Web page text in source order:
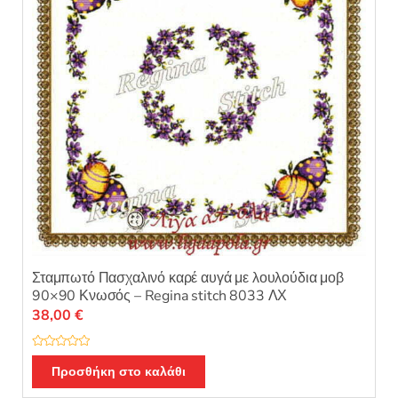
Σταμπωτό Πασχαλινό καρέ αυγά με λουλούδια μοβ
90×90 Κνωσός – Regina stitch 8033 ΛΧ
Β
μ
38,00 €
Προσθήκη στο καλάθι